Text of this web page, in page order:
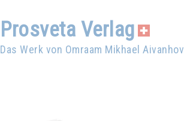
Prosveta Verlag
Das Werk von Omraam Mikhael Aivanhov